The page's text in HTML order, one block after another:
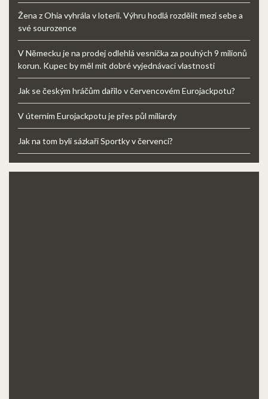
Žena z Ohia vyhrála v loterii. Výhru hodlá rozdělit mezi sebe a
své sourozence
V Německu je na prodej odlehlá vesnička za pouhých 9 milionů
korun. Kupec by měl mít dobré vyjednávací vlastnosti
Jak se českým hráčům dařilo v červencovém Eurojackpotu?
V úterním Eurojackpotu je přes půl miliardy
Jak na tom byli sázkaři Sportky v červenci?